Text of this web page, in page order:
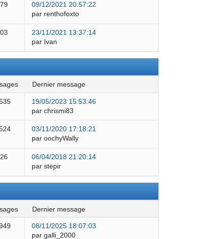
09/12/2021 20:57:22
par renthofoxto
23/11/2021 13:37:14
par Ivan
dernier message
19/05/2023 15:53:46
par chrismi83
03/11/2020 17:18:21
par oochyWally
06/04/2018 21:20:14
par stepir
dernier message
08/11/2025 18:07:03
par galli_2000